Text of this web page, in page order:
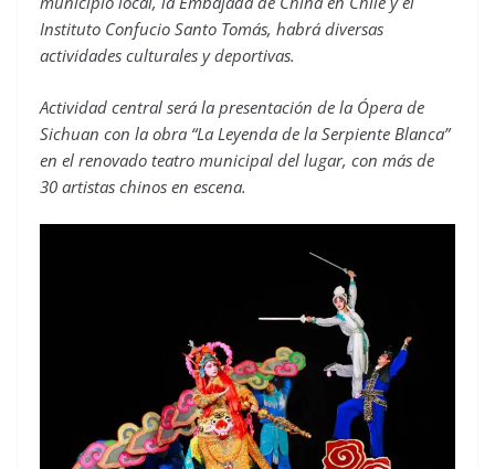
Instituto Confucio Santo Tomás, habrá diversas
actividades culturales y deportivas.
Actividad central será la presentación de la Ópera de
Sichuan con la obra “La Leyenda de la Serpiente Blanca”
en el renovado teatro municipal del lugar, con más de
30 artistas chinos en escena.